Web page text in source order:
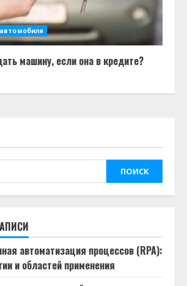
машину, если она в кредите?
ПОИСК
автоматизация процессов (RPA):
и областей применения